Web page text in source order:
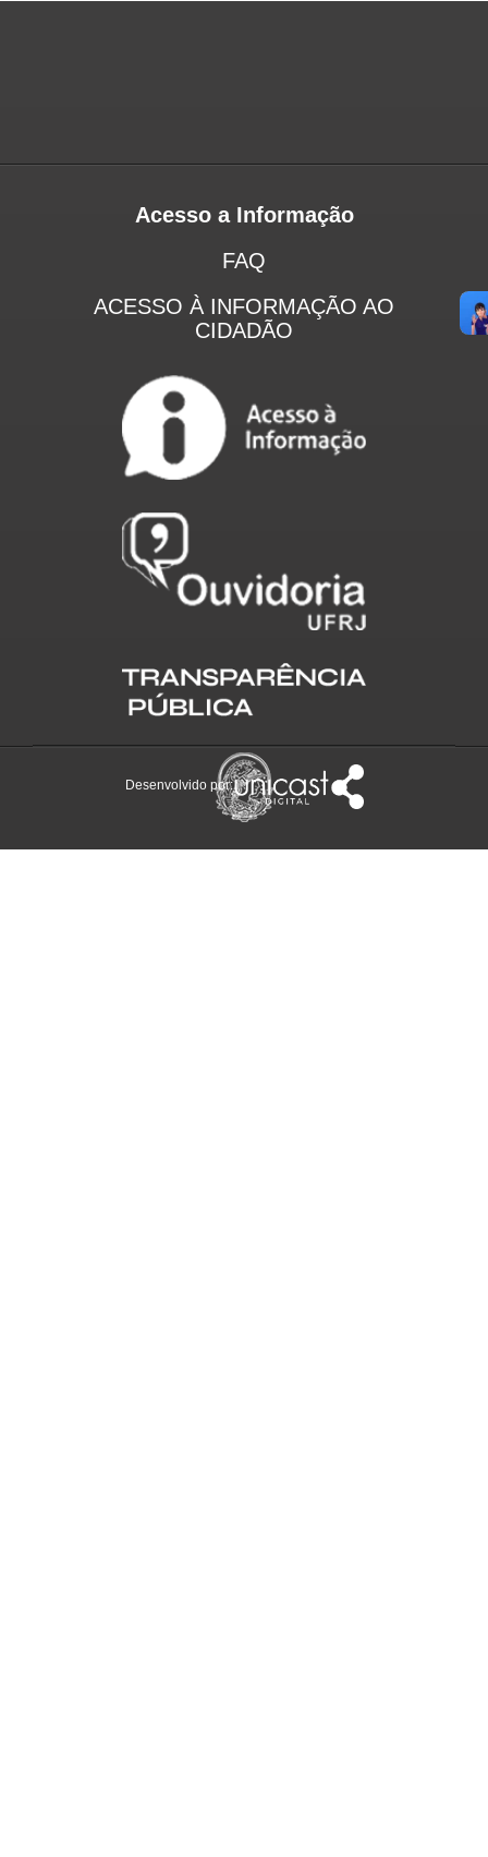
Acesso a Informação
FAQ
ACESSO À INFORMAÇÃO AO
CIDADÃO
Desenvolvido por: